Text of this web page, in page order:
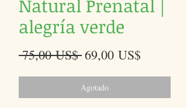
Natural Prenatal |
alegría verde
75,00 US$ Precio
69,00 US$
Agotado